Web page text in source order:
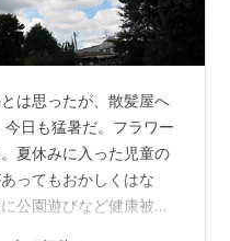
は思ったが、散髪屋へ
日も猛暑だ。フラワー
夏休みに入った児童の
ってもおかしくはな
公園遊びなど健康被害